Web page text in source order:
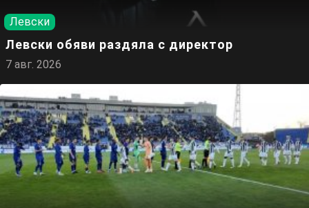
Левски
Левски обяви раздяла с директор
7 авг. 2026